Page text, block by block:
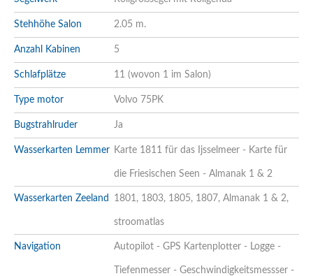
Stehhöhe Salon 2.05 m.
Anzahl Kabinen 5
Schlafplätze 11 (wovon 1 im Salon)
Type motor Volvo 75PK
Bugstrahlruder Ja
Wasserkarten Lemmer Karte 1811 für das Ijsselmeer - Karte für
die Friesischen Seen - Almanak 1 & 2
Wasserkarten Zeeland 1801, 1803, 1805, 1807, Almanak 1 & 2,
stroomatlas
Navigation Autopilot - GPS Kartenplotter - Logge -
Tiefenmesser - Geschwindigkeitsmessser -